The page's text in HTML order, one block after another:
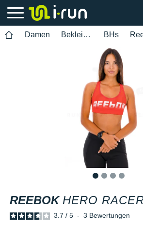
Damen Bekleidung BHs
REEBOK HERO
3.7 / 5 - 3 Bewertungen